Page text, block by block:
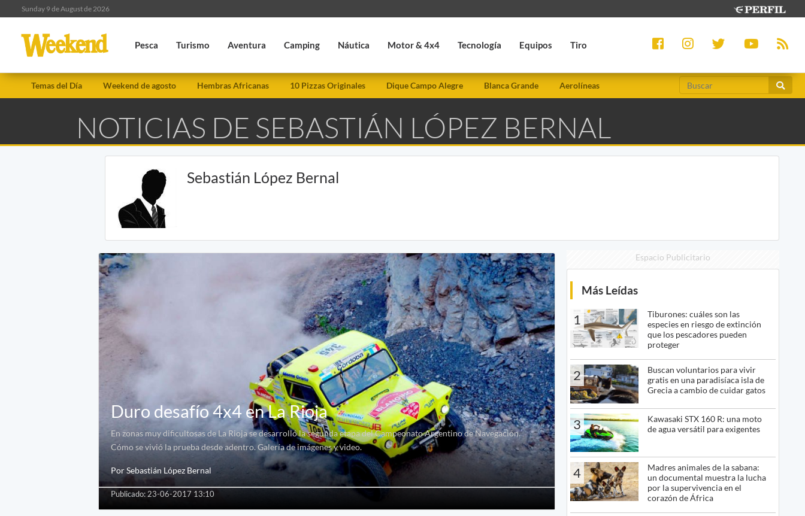
Sunday 9 de August de 2026
Pesca Turismo Aventura Camping Náutica Motor & 4x4 Tecnología Equipos Tiro
Temas del Día Weekend de agosto Hembras Africanas 10 Pizzas Originales Dique Campo Alegre Blanca Grande Aerolíneas
NOTICIAS DE SEBASTIÁN LÓPEZ BERNAL
Sebastián López Bernal
Duro desafío 4x4 en La Rioja
En zonas muy dificultosas de La Rioja se desarrolló la segunda etapa del Campeonato Argentino de Navegación.
Cómo se vivió la prueba desde adentro. Galería de imágenes y video.
Por Sebastián López Bernal
Publicado: 23-06-2017 13:10
Espacio Publicitario
Más Leídas
1
Tiburones: cuáles son las
especies en riesgo de extinción
que los pescadores pueden
proteger
2
Buscan voluntarios para vivir
gratis en una paradisíaca isla de
Grecia a cambio de cuidar gatos
3
Kawasaki STX 160 R: una moto
de agua versátil para exigentes
4
Madres animales de la sabana:
un documental muestra la lucha
por la supervivencia en el
corazón de África